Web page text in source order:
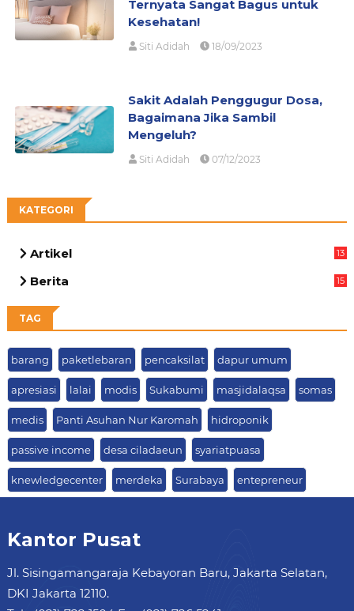
Ternyata Sangat Bagus untuk
Kesehatan!
Siti Adidah 18/09/2023
Sakit Adalah Penggugur Dosa,
Bagaimana Jika Sambil
Mengeluh?
Siti Adidah 07/12/2023
KATEGORI
Artikel
13
Berita
15
TAG
barang paketlebaran pencaksilat dapur umum
apresiasi lalai modis Sukabumi masjidalaqsa somas
medis Panti Asuhan Nur Karomah hidroponik
passive income desa ciladaeun syariatpuasa
knewledgecenter merdeka Surabaya entepreneur
Kantor Pusat
Jl. Sisingamangaraja Kebayoran Baru, Jakarta Selatan,
DKI Jakarta 12110.